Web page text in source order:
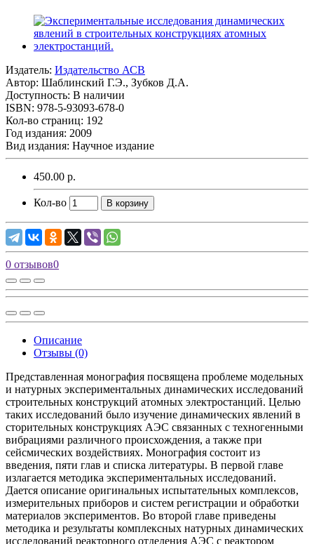
Издатель: Издательство АСВ
Автор: Шаблинский Г.Э., Зубков Д.А.
Доступность: В наличии
ISBN: 978-5-93093-678-0
Кол-во страниц: 192
Год издания: 2009
Вид издания: Научное издание
450.00 р.
Кол-во В корзину
0 отзывов0
Описание
Отзывы (0)
Представленная монография посвящена проблеме модельных
и натурных экспериментальных динамических исследований
строительных конструкций атомных электростанций. Целью
таких исследований было изучение динамических явлений в
сторительных конструкциях АЭС связанных с техногенными
вибрациями различного происхождения, а также при
сейсмических воздействиях. Монография состоит из
введения, пяти глав и списка литературы. В первой главе
излагается методика экспериментальных исследований.
Дается описание оригинальных испытательных комплексов,
измерительных приборов и систем регистрации и обработки
материалов экспериментов. Во второй главе приведены
методика и результаты комплексных натурных динамических
исследований реакторного отделения АЭС с реактором